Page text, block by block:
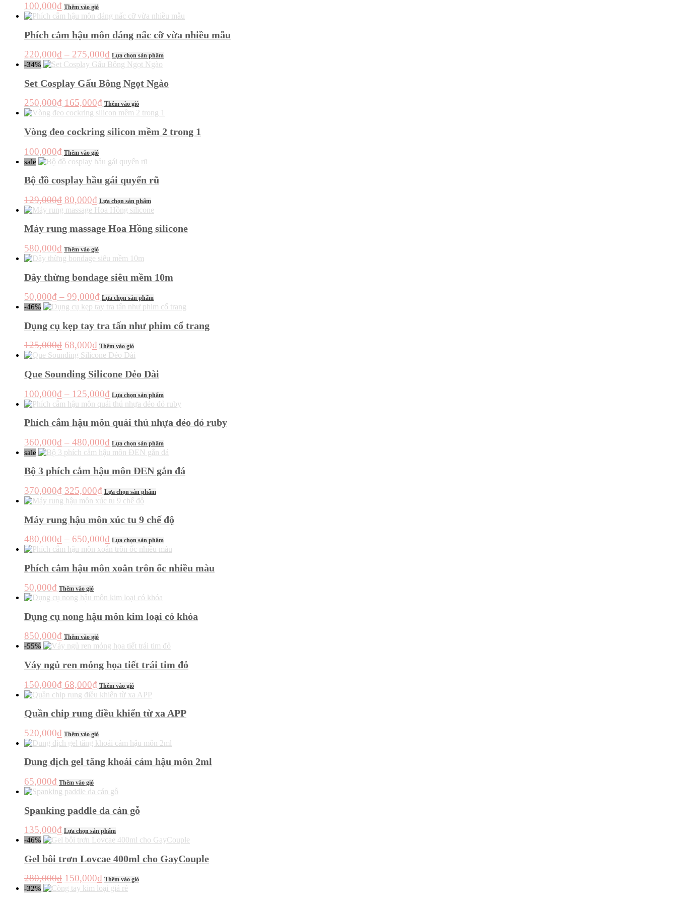
được
trên
sản
phẩm
100,000₫ Thêm vào giỏ
Phích cắm hậu môn dáng nấc cỡ vừa nhiều mẫu
220,000₫ – 275,000₫Khoảng
giá:
220,000₫
275,000₫
Lựa chọn sản phẩm
nhiều
Các
chọn
-34%
Set Cosplay Gấu Bông Ngọt Ngào
250,000₫ Giá
gốc
250,000₫.
165,000₫Giá
hiện
là:
Thêm vào giỏ
Vòng đeo cockring silicon mềm 2 trong 1
100,000₫ Thêm vào giỏ
sale
Bộ đồ cosplay hầu gái quyến rũ
129,000₫ Giá
gốc
129,000₫.
80,000₫Giá
hiện
là:
Lựa chọn sản phẩm
phẩm
này
có
nhiều
chọn
thể
được
trên
Máy rung massage Hoa Hồng silicone
580,000₫ Thêm vào giỏ
Dây thừng bondage siêu mềm 10m
50,000₫ – 99,000₫Khoảng
giá:
50,000₫
99,000₫
Lựa chọn sản phẩm
phẩm
này
có
nhiều
chọn
thể
được
trên
sản
phẩm
-46%
Dụng cụ kẹp tay tra tấn như phim cổ trang
125,000₫ Giá
gốc
125,000₫.
68,000₫Giá
hiện
là:
68,000₫.
Thêm vào giỏ
Que Sounding Silicone Dẻo Dài
100,000₫ – 125,000₫Khoảng
giá:
100,000₫
đến
125,000₫
Lựa chọn sản phẩm
phẩm
này
có
nhiều
thể.
Các
tùy
chọn
trên
phẩm
Phích cắm hậu môn quái thú nhựa dẻo đỏ ruby
360,000₫ – 480,000₫Khoảng
giá:
360,000₫
480,000₫
Lựa chọn sản phẩm
phẩm
này
có
nhiều
chọn
thể
được
trên
sale
Bộ 3 phích cắm hậu môn ĐEN gắn đá
370,000₫ Giá
gốc
370,000₫.
325,000₫Giá
hiện
là:
325,000₫.
Lựa chọn sản phẩm
có
nhiều
thể.
Các
chọn
được
trên
phẩm
Máy rung hậu môn xúc tu 9 chế độ
480,000₫ – 650,000₫Khoảng
giá:
480,000₫
650,000₫
Lựa chọn sản phẩm
phẩm
này
nhiều
chọn
được
trên
Phích cắm hậu môn xoắn trôn ốc nhiều màu
50,000₫ Thêm vào giỏ
Dụng cụ nong hậu môn kim loại có khóa
850,000₫ Thêm vào giỏ
-55%
Váy ngủ ren mỏng họa tiết trái tim đỏ
150,000₫ Giá
gốc
150,000₫.
68,000₫Giá
hiện
là:
Thêm vào giỏ
Quần chip rung điều khiển từ xa APP
520,000₫ Thêm vào giỏ
Dung dịch gel tăng khoái cảm hậu môn 2ml
65,000₫ Thêm vào giỏ
Spanking paddle da cán gỗ
135,000₫ Lựa chọn sản phẩm
phẩm
này
có
nhiều
thể.
Các
-46%
Gel bôi trơn Lovcae 400ml cho GayCouple
280,000₫ Giá
gốc
150,000₫Giá
hiện
Thêm vào giỏ
-32%